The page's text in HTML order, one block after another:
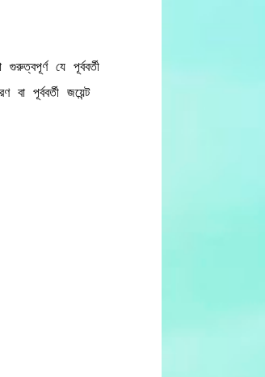
যে পূর্ববর্তী
পূর্ববর্তী জয়েন্ট